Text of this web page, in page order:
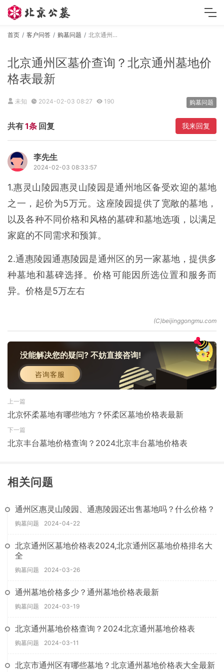
首页 客户问答 购墓问题 北京通州区墓价查询？北京通州墓地价格表最新
北京通州区墓价查询？北京通州墓地价
格表最新
未知 2024-02-03 08:27 190 购墓问题
共有1条 回复 我来回复
李先生
2024-02-03 08:33:57
1.惠灵山陵园惠灵山陵园是通州地区备受欢迎的墓地
之一，起价为5万元。这座陵园提供了宽敞的墓地，
以及各种不同价格和风格的墓碑和墓地选项，以满足
家庭的不同需求和预算。
2.通惠陵园通惠陵园是通州区的另一家墓地，提供多
种墓地和墓碑选择。价格可能因所选位置和服务而
异。价格是5万左右
没能解决您的疑问? 不妨直接咨询!
咨询客服
上一篇
北京怀柔墓地有哪些地方？怀柔区墓地价格表最新
下一篇
北京丰台墓地价格查询？2024北京丰台墓地价格表
相关问题
通州区惠灵山陵园、通惠陵园还出售墓地吗？什么价格？
购墓问题 2024-04-22
北京通州区墓地价格表2024,北京通州区墓地价格排名大
全
购墓问题 2024-03-26
通州墓地价格多少？通州墓地价格表最新
购墓问题 2024-03-19
北京通州墓地价格查询？2024北京通州墓地价格表
购墓问题 2024-03-11
北京市通州区有哪些墓地？北京通州墓地价格表大全最新